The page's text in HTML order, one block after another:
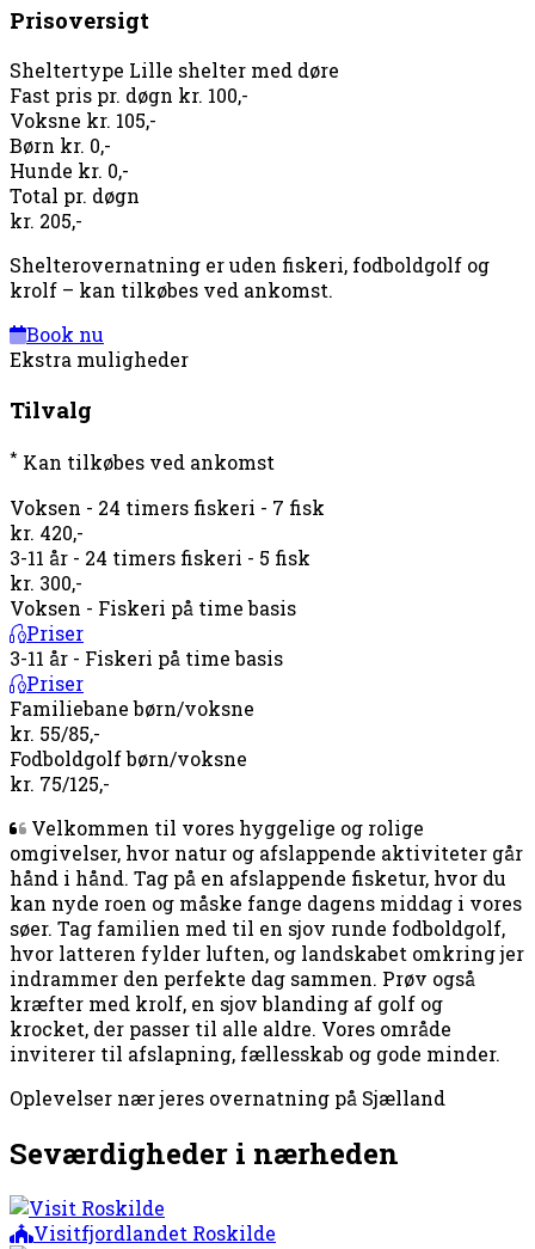
Prisoversigt
Sheltertype Lille shelter med døre
Fast pris pr. døgn kr. 100,-
Voksne kr. 105,-
Børn kr. 0,-
Hunde kr. 0,-
Total pr. døgn
kr. 205,-
Shelterovernatning er uden fiskeri, fodboldgolf og
krolf – kan tilkøbes ved ankomst.
Book nu
Ekstra muligheder
Tilvalg
* Kan tilkøbes ved ankomst
Voksen - 24 timers fiskeri - 7 fisk
kr. 420,-
3-11 år - 24 timers fiskeri - 5 fisk
kr. 300,-
Voksen - Fiskeri på time basis
Priser
3-11 år - Fiskeri på time basis
Priser
Familiebane børn/voksne
kr. 55/85,-
Fodboldgolf børn/voksne
kr. 75/125,-
Velkommen til vores hyggelige og rolige
omgivelser, hvor natur og afslappende aktiviteter går
hånd i hånd. Tag på en afslappende fisketur, hvor du
kan nyde roen og måske fange dagens middag i vores
søer. Tag familien med til en sjov runde fodboldgolf,
hvor latteren fylder luften, og landskabet omkring jer
indrammer den perfekte dag sammen. Prøv også
kræfter med krolf, en sjov blanding af golf og
krocket, der passer til alle aldre. Vores område
inviterer til afslapning, fællesskab og gode minder.
Oplevelser nær jeres overnatning på Sjælland
Seværdigheder i nærheden
Visitfjordlandet Roskilde